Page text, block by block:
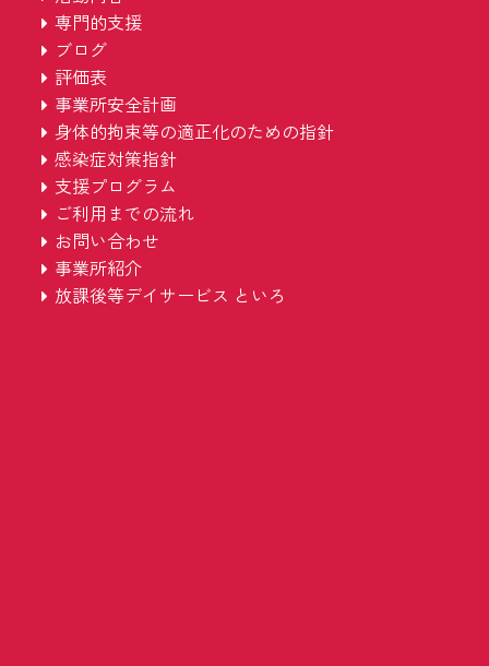
専門的支援
ブログ
評価表
事業所安全計画
身体的拘束等の適正化のための指針
感染症対策指針
支援プログラム
ご利用までの流れ
お問い合わせ
事業所紹介
放課後等デイサービス といろ